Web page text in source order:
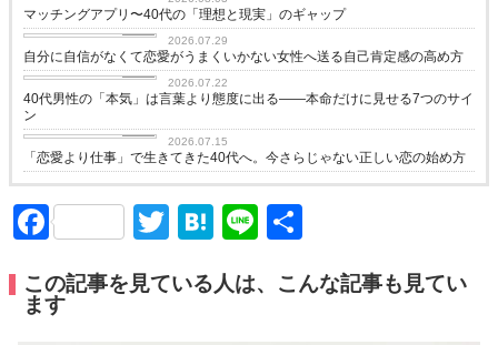
マッチングアプリ〜40代の「理想と現実」のギャップ
love
2026.07.29
自分に自信がなくて恋愛がうまくいかない女性へ送る自己肯定感の高め方
love
2026.07.22
40代男性の「本気」は言葉より態度に出る——本命だけに見せる7つのサイ
ン
love
2026.07.15
「恋愛より仕事」で生きてきた40代へ。今さらじゃない正しい恋の始め方
FacebookTwitter
Hatena
Line
この記事を見ている人は、こんな記事も見てい
ます